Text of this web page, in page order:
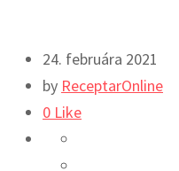
24. februára 2021
by ReceptarOnline
0 Like